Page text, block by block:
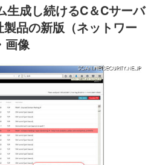
生成し続けるC＆Cサーバ
品の新版（ネットワー
画像